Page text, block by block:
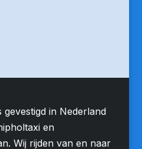
in Nederland
en
Wij rijden van en naar